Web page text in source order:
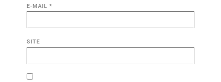
E-MAIL *
SITE